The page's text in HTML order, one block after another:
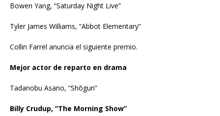
Bowen Yang, “Saturday Night Live”
Tyler James Williams, “Abbot Elementary”
Collin Farrel anuncia el siguiente premio.
Mejor actor de reparto en drama
Tadanobu Asano, “Shōgun”
Billy Crudup, “The Morning Show”